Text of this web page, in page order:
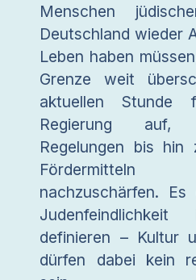
Menschen
Deutschland wieder
Leben haben
Grenze weit
aktuellen Stunde
Regierung auf,
Regelungen bis hin
Fördermitteln
nachzuschärfen.
definieren – Kultur
dürfen dabei kein